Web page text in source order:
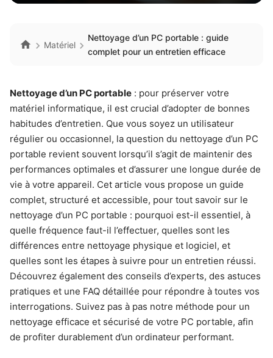
Matériel
Nettoyage d’un PC portable : guide
complet pour un entretien efficace
Nettoyage d’un PC portable : pour préserver votre
matériel informatique, il est crucial d’adopter de bonnes
habitudes d’entretien. Que vous soyez un utilisateur
régulier ou occasionnel, la question du nettoyage d’un PC
portable revient souvent lorsqu’il s’agit de maintenir des
performances optimales et d’assurer une longue durée de
vie à votre appareil. Cet article vous propose un guide
complet, structuré et accessible, pour tout savoir sur le
nettoyage d’un PC portable : pourquoi est-il essentiel, à
quelle fréquence faut-il l’effectuer, quelles sont les
différences entre nettoyage physique et logiciel, et
quelles sont les étapes à suivre pour un entretien réussi.
Découvrez également des conseils d’experts, des astuces
pratiques et une FAQ détaillée pour répondre à toutes vos
interrogations. Suivez pas à pas notre méthode pour un
nettoyage efficace et sécurisé de votre PC portable, afin
de profiter durablement d’un ordinateur performant.